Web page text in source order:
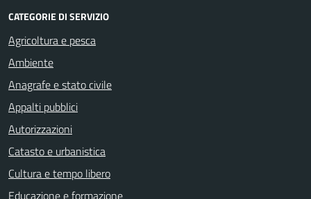
CATEGORIE DI SERVIZIO
Agricoltura e pesca
Ambiente
Anagrafe e stato civile
Appalti pubblici
Autorizzazioni
Catasto e urbanistica
Cultura e tempo libero
Educazione e formazione